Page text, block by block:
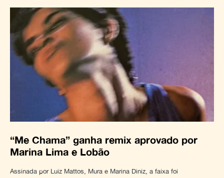
“Me Chama” ganha remix aprovado por
Marina Lima e Lobão
Assinada por Luiz Mattos, Mura e Marina Diniz, a faixa foi